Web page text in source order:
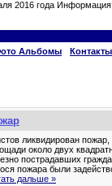
2016 года Информация
Альбомы Контакты
ликвидирован
около двух
пострадавших
пожара были
дальше »